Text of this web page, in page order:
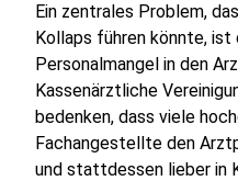
Ein zentrales Problem,
Kollaps führen könnte,
Personalmangel in den
Kassenärztliche
bedenken, dass viele
Fachangestellte den
und stattdessen lieber in